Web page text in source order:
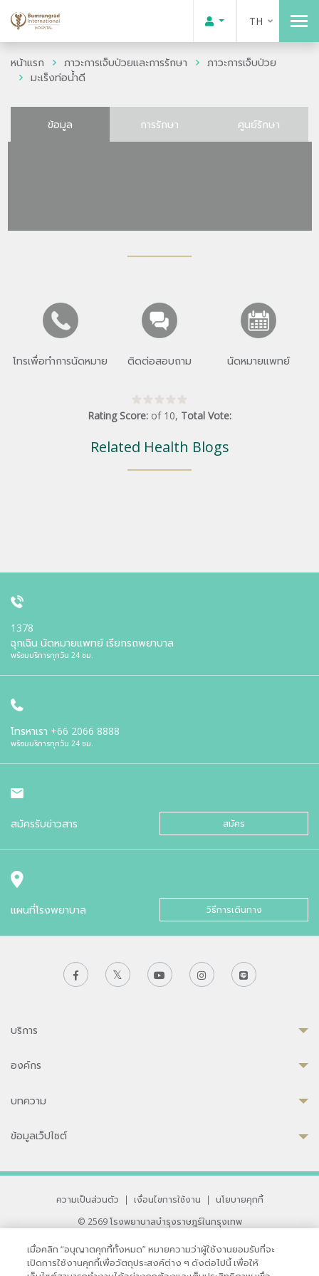
TH
หน้าแรก ภาวะการเจ็บป่วยและการรักษา
ภาวะการเจ็บป่วย
มะเร็งท่อน้ำดี
ข้อมูล การรักษา ศูนย์รักษา
โทรเพื่อทำการนัดหมาย ติดต่อสอบถาม นัดหมายแพทย์
Rating Score: of 10, Total Vote:
Related Health Blogs
1378
ฉุกเฉิน นัดหมายแพทย์ เรียกรถพยาบาล
พร้อมบริการทุกวัน 24 ชม.
โทรหาเรา +66 2066 8888
พร้อมบริการทุกวัน 24 ชม.
สมัครรับข่าวสาร สมัคร
แผนที่โรงพยาบาล วิธีการเดินทาง
บริการ
องค์กร
บทความ
ข้อมูลเว็ปไซต์
ความเป็นส่วนตัว | เงื่อนไขการใช้งาน |
นโยบายคุกกี้
© 2569 โรงพยาบาลบำรุงราษฎร์ในกรุงเทพ
33 สุขุมวิท ซอย 3 เขตวัฒนา กรุงเทพ 10110 ประเทศไทย
หากท่านมีข้อคิดเห็นหรือปัญหาในการใช้เว็บไซต์ของเรา
เมื่อคลิก “อนุญาตคุกกี้ทั้งหมด” หมายความว่าผู้ใช้งานยอมรับที่จะ
เปิดการใช้งานคุกกี้เพื่อวัตถุประสงค์ต่าง ๆ ดังต่อไปนี้ เพื่อให้